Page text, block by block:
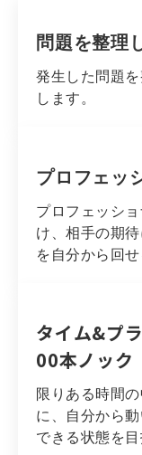
問題を整理
発生した問題
します。
プロフェッ
プロフェッシ
け、相手の期
を自分から回
タイム&プ
00本ノック
限りある時間
に、自分から
できる状態を目